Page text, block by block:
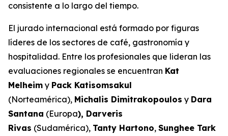
consistente a lo largo del tiempo.
El jurado internacional está formado por figuras
líderes de los sectores de café, gastronomía y
hospitalidad. Entre los profesionales que lideran las
evaluaciones regionales se encuentran Kat
Melheim y Pack Katisomsakul
(Norteamérica), Michalis Dimitrakopoulos y Dara
Santana (Europa), Darveris
Rivas (Sudamérica), Tanty Hartono, Sunghee Tark